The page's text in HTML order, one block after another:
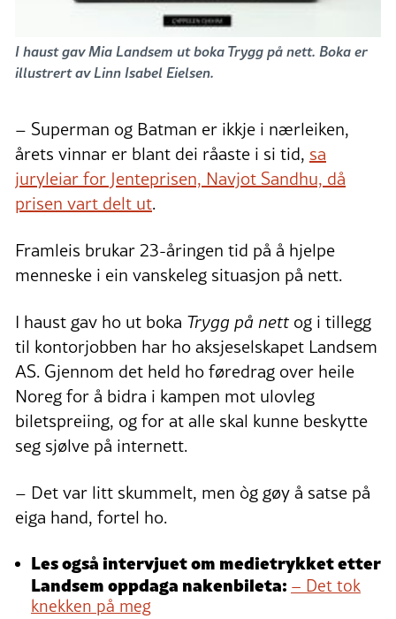
I haust gav Mia Landsem ut boka Trygg på nett. Boka er
illustrert av Linn Isabel Eielsen.
– Superman og Batman er ikkje i nærleiken,
årets vinnar er blant dei råaste i si tid, sa
juryleiar for Jenteprisen, Navjot Sandhu, då
prisen vart delt ut.
Framleis brukar 23-åringen tid på å hjelpe
menneske i ein vanskeleg situasjon på nett.
I haust gav ho ut boka Trygg på nett og i tillegg
til kontorjobben har ho aksjeselskapet Landsem
AS. Gjennom det held ho føredrag over heile
Noreg for å bidra i kampen mot ulovleg
biletspreiing, og for at alle skal kunne beskytte
seg sjølve på internett.
– Det var litt skummelt, men òg gøy å satse på
eiga hand, fortel ho.
Les også intervjuet om medietrykket etter
Landsem oppdaga nakenbileta: – Det tok
knekken på meg